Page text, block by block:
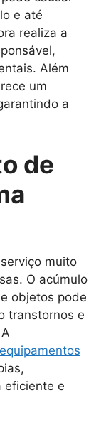
e até
realiza a
Além
um
a
de
muito
O acúmulo
objetos pode
transtornos e
equipamentos
eficiente e